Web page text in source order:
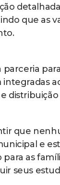
que as
distribuição
que
e
as
seus